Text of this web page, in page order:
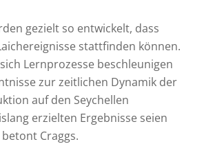
gezielt so entwickelt, dass
stattfinden können.
Lernprozesse beschleunigen
zur zeitlichen Dynamik der
auf den Seychellen
erzielten Ergebnisse seien
Craggs.